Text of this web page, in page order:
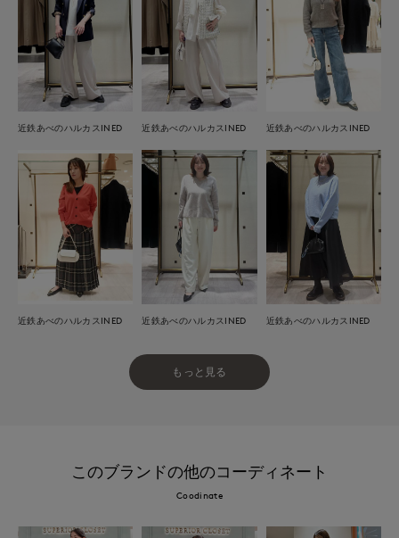
近鉄あべのハルカスINED 近鉄あべのハルカスINED 近鉄あべのハルカスINED
近鉄あべのハルカスINED 近鉄あべのハルカスINED 近鉄あべのハルカスINED
もっと見る
このブランドの他のコーディネート
Coodinate